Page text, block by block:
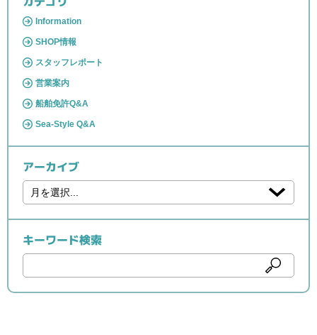
Information
SHOP情報
スタッフレポート
営業案内
船舶免許Q&A
Sea-Style Q&A
アーカイブ
キーワード検索